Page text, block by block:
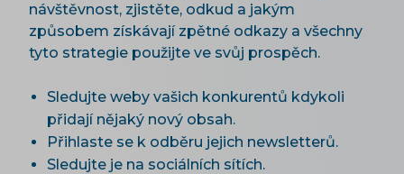
návštěvnost, zjistěte, odkud a jakým
způsobem získávají zpětné odkazy a všechny
tyto strategie použijte ve svůj prospěch.
Sledujte weby vašich konkurentů kdykoli
přidají nějaký nový obsah.
Přihlaste se k odběru jejich newsletterů.
Sledujte je na sociálních sítích.